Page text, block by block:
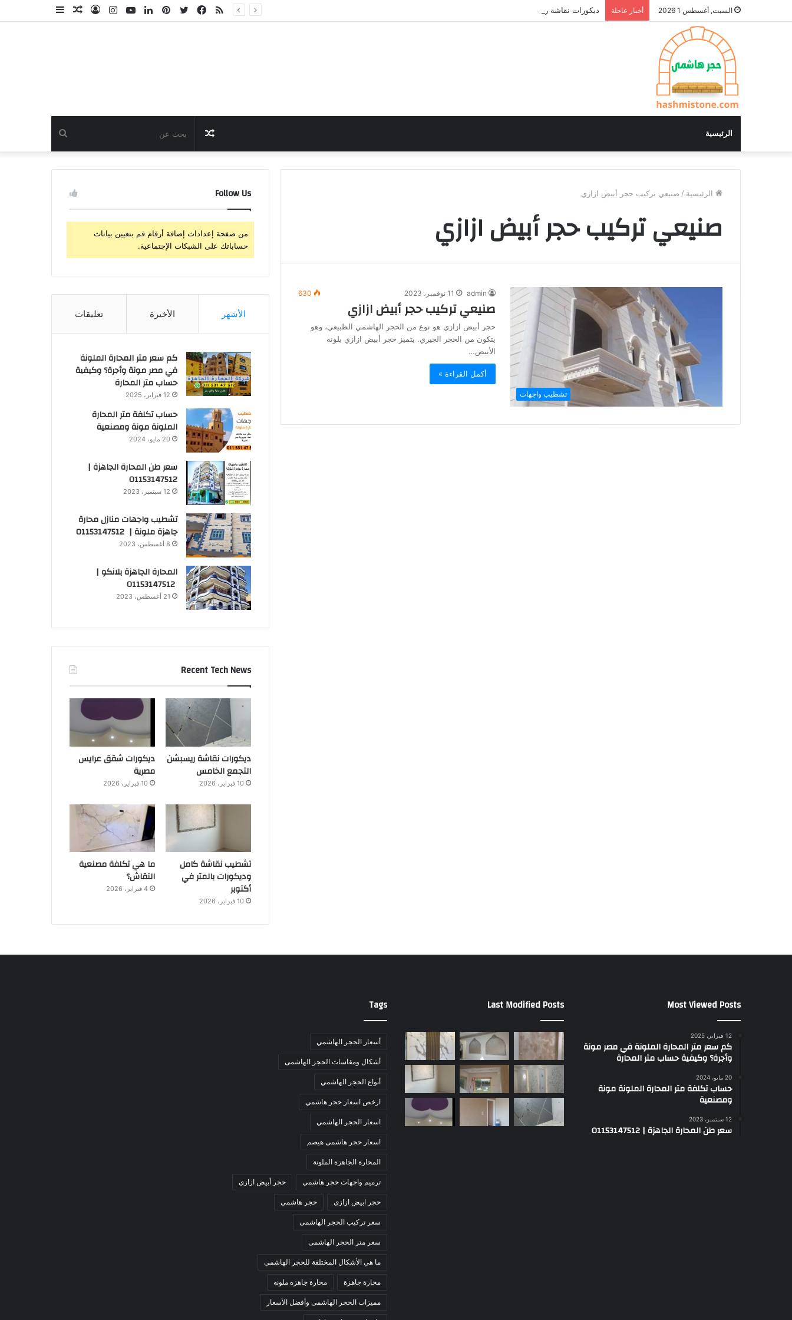
السبت, أغسطس 1 2026 أخبار عاجلة ديكورات نقاشة ريسبشن التجمع الخامس
مقال تسجيل
انستقرام يوتيوبلينكدإنبينتيريست تويتر
فيسبوك ملخص
الرئيسية
عن
مقال
عشوائي
الرئيسية / صنيعي تركيب حجر أبيض ازازي
صنيعي تركيب حجر أبيض ازازي
تشطيب واجهات
admin 11 نوفمبر، 2023 630
صنيعي تركيب حجر أبيض ازازي
حجر أبيض ازازي هو نوع من الحجر الهاشمي الطبيعي، وهو
يتكون من الحجر الجيري. يتميز حجر أبيض ازازي بلونه
الأبيض…
أكمل القراءة »
Follow Us
من صفحة إعدادات إضافة أرقام قم بتعيين بيانات
حساباتك على الشبكات الإجتماعية.
الأشهر الأخيرة تعليقات
كم سعر متر المحارة الملونة
في مصر مونة وأجرة؟ وكيفية
حساب متر المحارة
12 فبراير، 2025
حساب تكلفة متر المحارة
الملونة مونة ومصنعية
20 مايو، 2024
سعر طن المحارة الجاهزة |
01153147512
12 سبتمبر، 2023
تشطيب واجهات منازل محارة
جاهزة ملونة | 01153147512
8 أغسطس، 2023
المحارة الجاهزة بلانكو |
01153147512
21 أغسطس، 2023
Recent Tech News
ديكورات نقاشة ريسبشن
التجمع الخامس
10 فبراير، 2026
ديكورات شقق عرايس
مصرية
10 فبراير، 2026
تشطيب نقاشة كامل
وديكورات بالمتر في
أكتوبر
10 فبراير، 2026
ما هي تكلفة مصنعية
النقاش؟
4 فبراير، 2026
Most Viewed Posts
12 فبراير، 2025
كم سعر متر المحارة الملونة في مصر مونة
وأجرة؟ وكيفية حساب متر المحارة
20 مايو، 2024
حساب تكلفة متر المحارة الملونة مونة
ومصنعية
12 سبتمبر، 2023
سعر طن المحارة الجاهزة | 01153147512
Last Modified Posts
Tags
أسعار الحجر الهاشمي
أشكال ومقاسات الحجر الهاشمى
أنواع الحجر الهاشمي
ارخص اسعار حجر هاشمي
اسعار الحجر الهاشمي
اسعار حجر هاشمى هيصم
المحارة الجاهزة الملونة
ترميم واجهات حجر هاشمي حجر أبيض ازازي
حجر ابيض ازازي حجر هاشمي
سعر تركيب الحجر الهاشمى
سعر متر الحجر الهاشمى
ما هي الأشكال المختلفة للحجر الهاشمي
محارة جاهزة محارة جاهزه ملونه
مميزات الحجر الهاشمى وأفضل الأسعار